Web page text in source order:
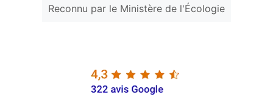
Reconnu par le Ministère de l'Écologie